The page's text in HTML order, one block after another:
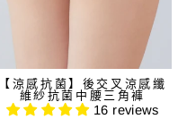
【涼感抗菌】後交叉涼感纖
維紗抗菌中腰三角褲
16 reviews